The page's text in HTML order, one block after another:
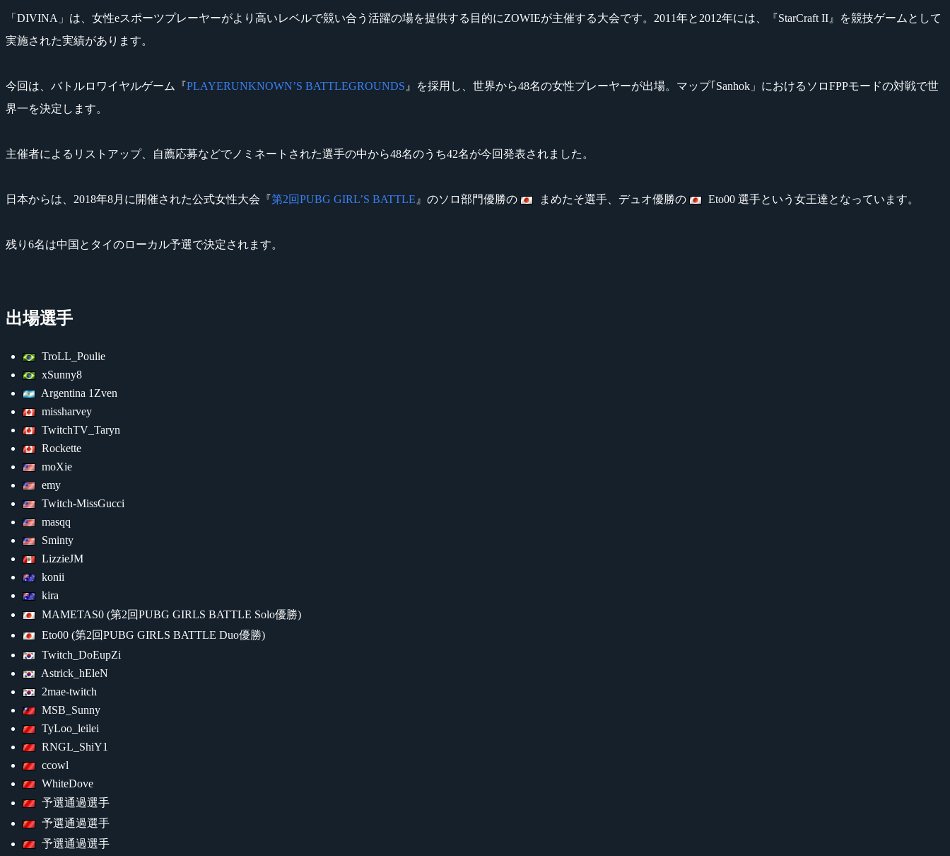
「DIVINA」は、女性eスポーツプレーヤーがより高いレベルで競い合う活躍の場を提供する目的にZOWIEが主催する大会です。2011年と2012年には、『StarCraft II』を競技ゲームとして
実施された実績があります。
今回は、バトルロワイヤルゲーム『PLAYERUNKNOWN’S BATTLEGROUNDS 』を採用し、世界から48名の女性プレーヤーが出場。マップ｢Sanhok」におけるソロFPPモードの対戦で世
界一を決定します。
主催者によるリストアップ、自薦応募などでノミネートされた選手の中から48名のうち42名が今回発表されました。
日本からは、2018年8月に開催された公式女性大会『第2回PUBG GIRL’S BATTLE 』のソロ部門優勝の まめたそ選手、デュオ優勝の Eto00 選手という女王達となっています。
残り6名は中国とタイのローカル予選で決定されます。
出場選手
TroLL_Poulie
xSunny8
Argentina 1Zven
missharvey
TwitchTV_Taryn
Rockette
moXie
emy
Twitch-MissGucci
masqq
Sminty
LizzieJM
konii
kira
MAMETAS0 (第2回PUBG GIRLS BATTLE Solo優勝)
Eto00 (第2回PUBG GIRLS BATTLE Duo優勝)
Twitch_DoEupZi
Astrick_hEleN
2mae-twitch
MSB_Sunny
TyLoo_leilei
RNGL_ShiY1
ccowl
WhiteDove
予選通過選手
予選通過選手
予選通過選手